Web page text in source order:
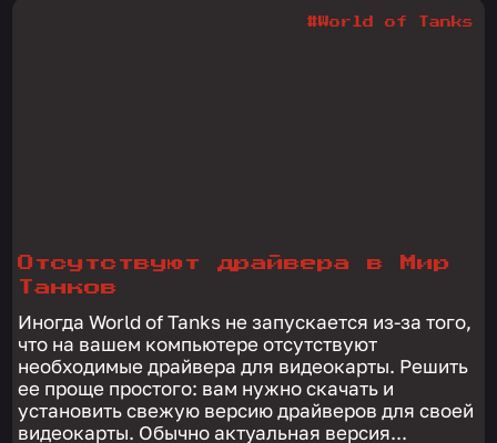
Отсутствуют драйвера в Мир
Танков
Иногда World of Tanks не запускается из-за того,
что на вашем компьютере отсутствуют
необходимые драйвера для видеокарты. Решить
ее проще простого: вам нужно скачать и
установить свежую версию драйверов для своей
видеокарты. Обычно актуальная версия...
#World of Tanks